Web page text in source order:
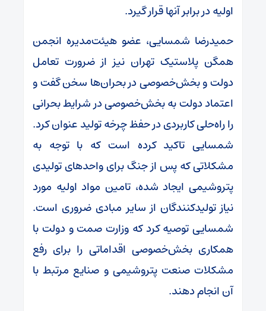
اولیه در برابر آنها قرار گیرد.
حمیدرضا شمسایی، عضو هیئت‌مدیره انجمن
همگن پلاستیک تهران نیز از ضرورت تعامل
دولت و بخش‌خصوصی در بحران‌ها سخن گفت و
اعتماد دولت به بخش‌خصوصی در شرایط بحرانی
را راه‌حلی کاربردی در حفظ چرخه تولید عنوان کرد.
شمسایی تاکید کرده است که با توجه به
مشکلاتی که پس از جنگ برای واحدهای تولیدی
پتروشیمی ایجاد شده، تامین مواد اولیه مورد
نیاز تولیدکنندگان از سایر مبادی ضروری است.
شمسایی توصیه کرد که وزارت صمت و دولت با
همکاری بخش‌خصوصی اقداماتی را برای رفع
مشکلات صنعت پتروشیمی و صنایع مرتبط با
آن انجام دهند.